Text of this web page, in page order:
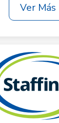
Ver Más